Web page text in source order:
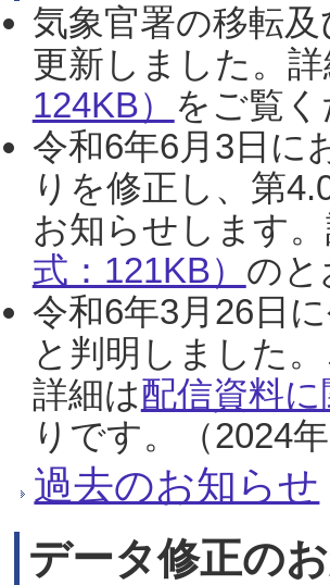
気象官署の移転
更新しました。詳
124KB） をご覧
令和6年6月3日に
りを修正し、第
お知らせします
式：121KB） のと
令和6年3月26日
と判明しました
詳細は配信資料
りです。（2024年
過去のお知らせ
データ修正の